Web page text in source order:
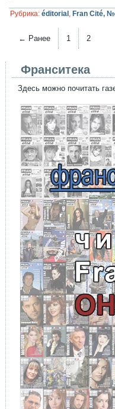
Рубрика: éditorial , Fran Cité,
← Ранее 1 2
Франситека
Здесь можно почитать